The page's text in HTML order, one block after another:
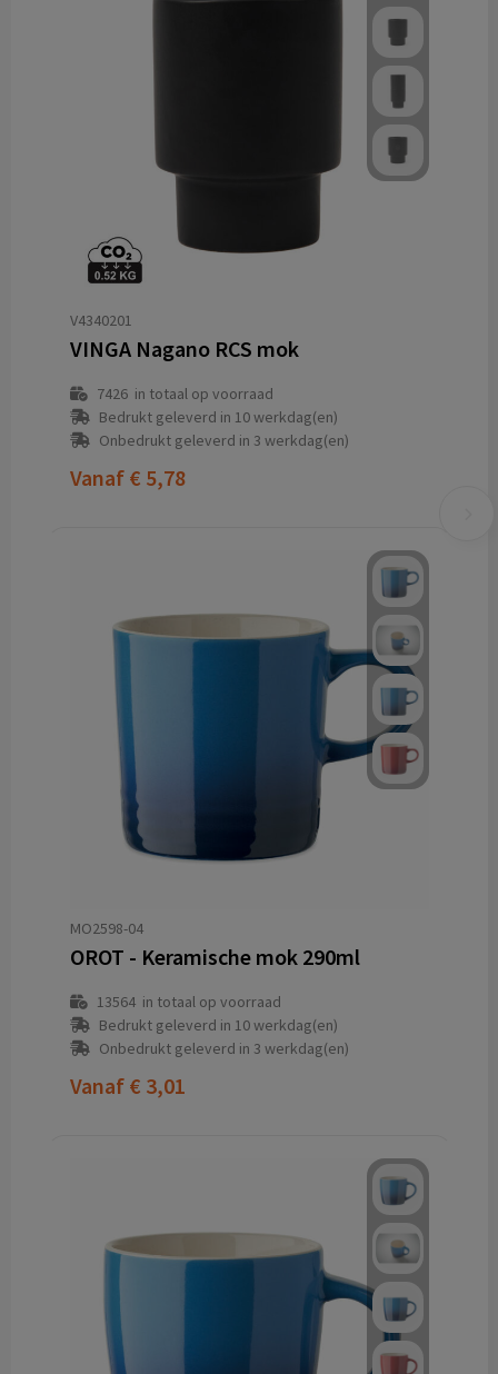
V4340201
VINGA Nagano RCS mok
7426in totaal op voorraad
Bedrukt geleverd in 10 werkdag(en)
Onbedrukt geleverd in 3 werkdag(en)
Vanaf € 5,78
MO2598-04
OROT - Keramische mok 290ml
13564in totaal op voorraad
Bedrukt geleverd in 10 werkdag(en)
Onbedrukt geleverd in 3 werkdag(en)
Vanaf € 3,01